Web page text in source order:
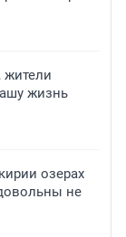
жители
жизнь
озерах
не